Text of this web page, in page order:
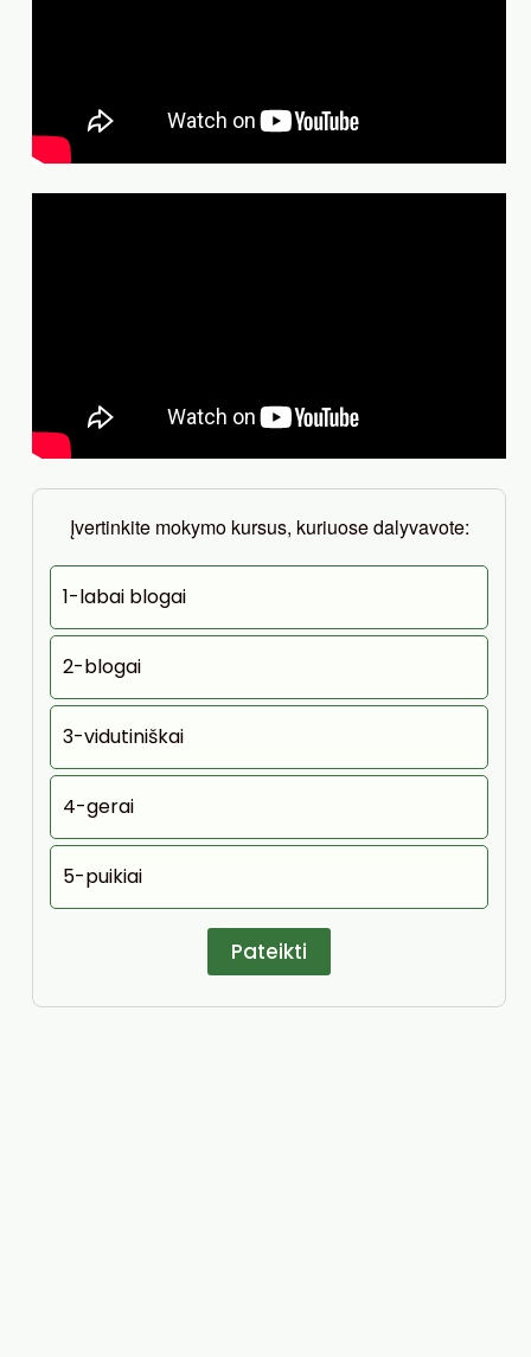
Įvertinkite mokymo kursus, kuriuose dalyvavote:
1-labai blogai
2-blogai
3-vidutiniškai
4-gerai
5-puikiai